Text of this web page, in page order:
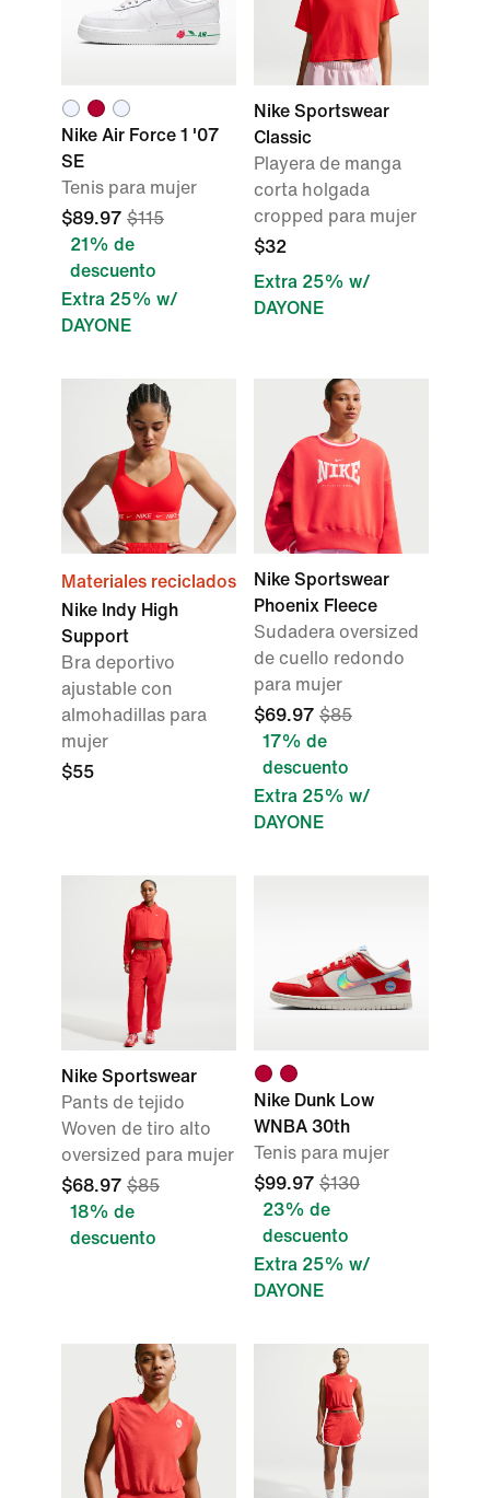
Nike Air Force 1 '07
SE
Tenis para mujer
$89.97 $115
21% de
descuento
Extra 25% w/
DAYONE
Nike Sportswear
Classic
Playera de manga
corta holgada
cropped para mujer
$32
Extra 25% w/
DAYONE
Materiales reciclados
Nike Indy High
Support
Bra deportivo
ajustable con
almohadillas para
mujer
$55
Nike Sportswear
Phoenix Fleece
Sudadera oversized
de cuello redondo
para mujer
$69.97 $85
17% de
descuento
Extra 25% w/
DAYONE
Nike Sportswear
Pants de tejido
Woven de tiro alto
oversized para mujer
$68.97 $85
18% de
descuento
Nike Dunk Low
WNBA 30th
Tenis para mujer
$99.97 $130
23% de
descuento
Extra 25% w/
DAYONE